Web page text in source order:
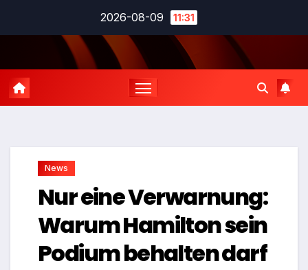
2026-08-09 11:31
News
Nur eine Verwarnung:
Warum Hamilton sein
Podium behalten darf